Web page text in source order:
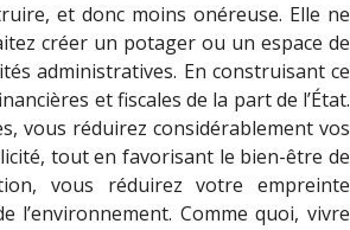
et donc moins onéreuse. Elle ne
créer un potager ou un espace de
administratives. En construisant ce
et fiscales de la part de l’État.
vous réduirez considérablement vos
tout en favorisant le bien-être de
vous réduirez votre empreinte
Comme quoi, vivre